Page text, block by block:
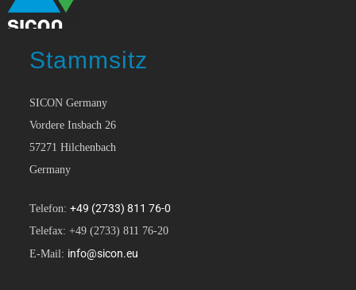
Stammsitz
SICON Germany
Vordere Insbach 26
57271 Hilchenbach
Germany
Telefon:+49 (2733) 811 76-0
Telefax: +49 (2733) 811 76-20
E-Mail: info@sicon.eu